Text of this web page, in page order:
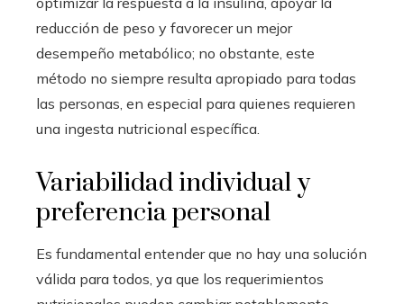
reducción de peso y favorecer un mejor
desempeño metabólico; no obstante, este
método no siempre resulta apropiado para todas
las personas, en especial para quienes requieren
una ingesta nutricional específica.
Variabilidad individual y
preferencia personal
Es fundamental entender que no hay una solución
válida para todos, ya que los requerimientos